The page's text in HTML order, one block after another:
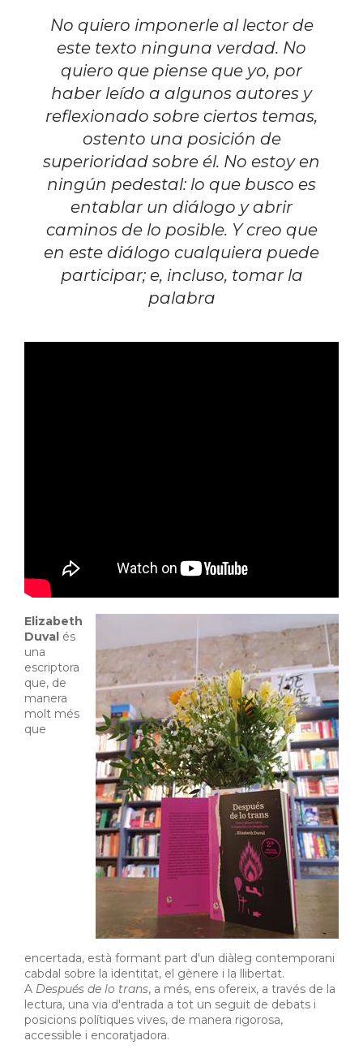
No quiero imponerle al lector de
este texto ninguna verdad. No
quiero que piense que yo, por
haber leído a algunos autores y
reflexionado sobre ciertos temas,
ostento una posición de
superioridad sobre él. No estoy en
ningún pedestal: lo que busco es
entablar un diálogo y abrir
caminos de lo posible. Y creo que
en este diálogo cualquiera puede
participar; e, incluso, tomar la
palabra
Elizabeth
Duval és
una
escriptora
que, de
manera
molt més
que
encertada, està formant part d'un diàleg contemporani
cabdal sobre la identitat, el gènere i la llibertat.
A Después de lo trans, a més, ens ofereix, a través de la
lectura, una via d'entrada a tot un seguit de debats i
posicions polítiques vives, de manera rigorosa,
accessible i encoratjadora.